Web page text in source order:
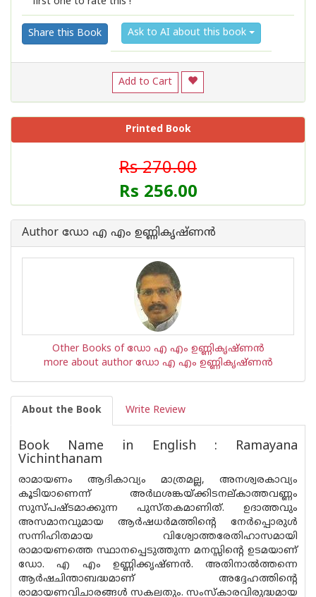
Share this Book Ask to AI about this book
Add to Cart
Printed Book
Rs 270.00
Rs 256.00
Author ഡോ എ എം ഉണ്ണികൃഷ്ണന്‍
Other Books of ഡോ എ എം ഉണ്ണികൃഷ്ണന്‍
more about author ഡോ എ എം ഉണ്ണികൃഷ്ണന്‍
About the Book Write Review
Book Name in English : Ramayana
Vichinthanam
രാമായണം ആദികാവ്യം മാത്രമല്ല, അനശ്വരകാവ്യം
കൂടിയാണെന്ന് അർഥശങ്കയ്ക്കിടനല്കാത്തവണ്ണം
സുസ്പഷ്ടമാക്കുന്ന പുസ്തകമാണിത്. ഉദാത്തവും
അസമാനവുമായ ആർഷധർമത്തിന്റെ നേർപ്പൊരുൾ
സന്നിഹിതമായ വിശ്വോത്തരേതിഹാസമായി
രാമായണത്തെ സ്ഥാനപ്പെടുത്തുന്ന മനസ്സിന്റെ ഉടമയാണ്
ഡോ. എ എം ഉണ്ണിക്കൃഷ്ണൻ. അതിനാൽത്തന്നെ
ആർഷചിന്താബദ്ധമാണ് അദ്ദേഹത്തിന്റെ
രാമായണവിചാരങ്ങൾ സകലതും. സംസ്കാരവിരുദ്ധമായ